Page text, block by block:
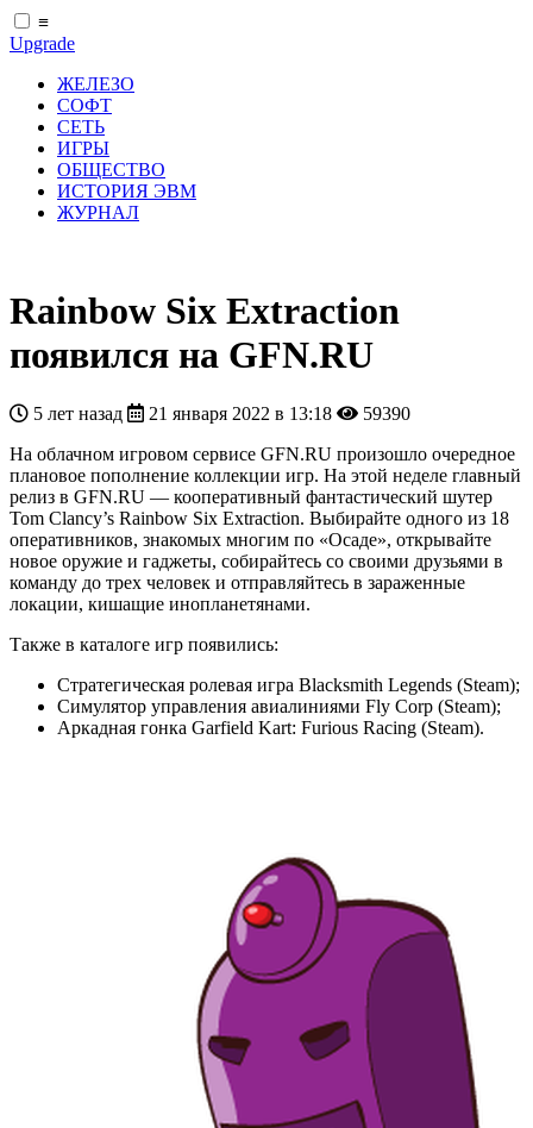
≡
Upgrade
ЖЕЛЕЗО
СОФТ
СЕТЬ
ИГРЫ
ОБЩЕСТВО
ИСТОРИЯ ЭВМ
ЖУРНАЛ
Rainbow Six Extraction
появился на GFN.RU
5 лет назад 21 января 2022 в 13:18
59390
На облачном игровом сервисе GFN.RU произошло очередное
плановое пополнение коллекции игр. На этой неделе главный
релиз в GFN.RU — кооперативный фантастический шутер
Tom Clancy’s Rainbow Six Extraction. Выбирайте одного из 18
оперативников, знакомых многим по «Осаде», открывайте
новое оружие и гаджеты, собирайтесь со своими друзьями в
команду до трех человек и отправляйтесь в зараженные
локации, кишащие инопланетянами.
Также в каталоге игр появились:
Стратегическая ролевая игра Blacksmith Legends (Steam);
Симулятор управления авиалиниями Fly Corp (Steam);
Аркадная гонка Garfield Kart: Furious Racing (Steam).